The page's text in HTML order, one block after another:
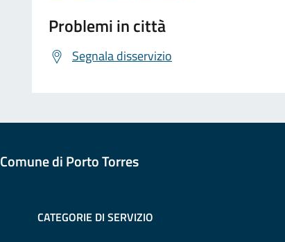
Problemi in città
Segnala disservizio
Comune di Porto Torres
CATEGORIE DI SERVIZIO